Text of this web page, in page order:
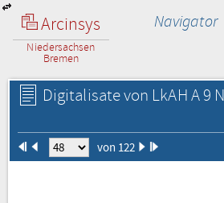
Arcinsys
Niedersachsen
Bremen
Navigator
Digitalisate von LkAH A 9
von 122